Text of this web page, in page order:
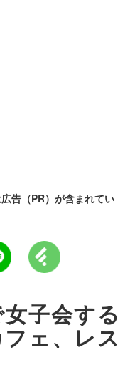
告（PR）が含まれてい
女子会する
ェ、レス